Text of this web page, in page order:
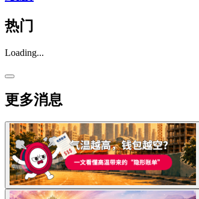
热门
Loading...
更多消息